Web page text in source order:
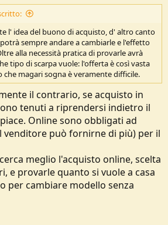
l' idea del buono di acquisto, d' altro canto
sempre andare a cambiarle e l'effetto
alla necessità pratica di provarle avrà
tipo di scarpa vuole: l'offerta è così vasta
che magari sogna è veramente difficile.
il contrario, se acquisto in
tenuti a riprendersi indietro il
Online sono obbligati ad
venditore può fornirne di più) per il
meglio l'acquisto online, scelta
e provarle quanto si vuole a casa
per cambiare modello senza